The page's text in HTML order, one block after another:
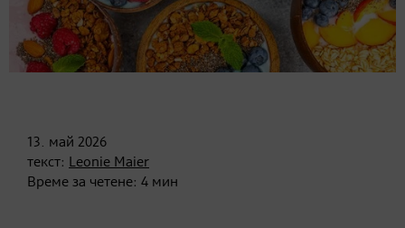
13. май 2026
текст: Leonie Maier
Време за четене: 4 мин